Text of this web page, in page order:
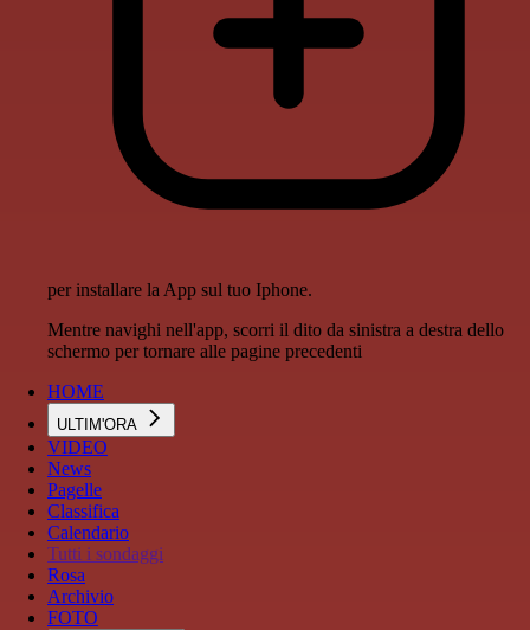
per installare la App sul tuo Iphone.
Mentre navighi nell'app, scorri il dito da sinistra a destra dello
schermo per tornare alle pagine precedenti
HOME
ULTIM'ORA
VIDEO
News
Pagelle
Classifica
Calendario
Tutti i sondaggi
Rosa
Archivio
FOTO